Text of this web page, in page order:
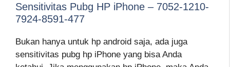
Sensitivitas Pubg HP iPhone – 7052-1210-
7924-8591-477
Bukan hanya untuk hp android saja, ada juga
sensitivitas pubg hp iPhone yang bisa Anda